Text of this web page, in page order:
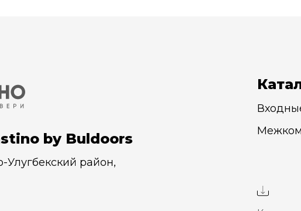
by Buldoors
Улугбекский район,